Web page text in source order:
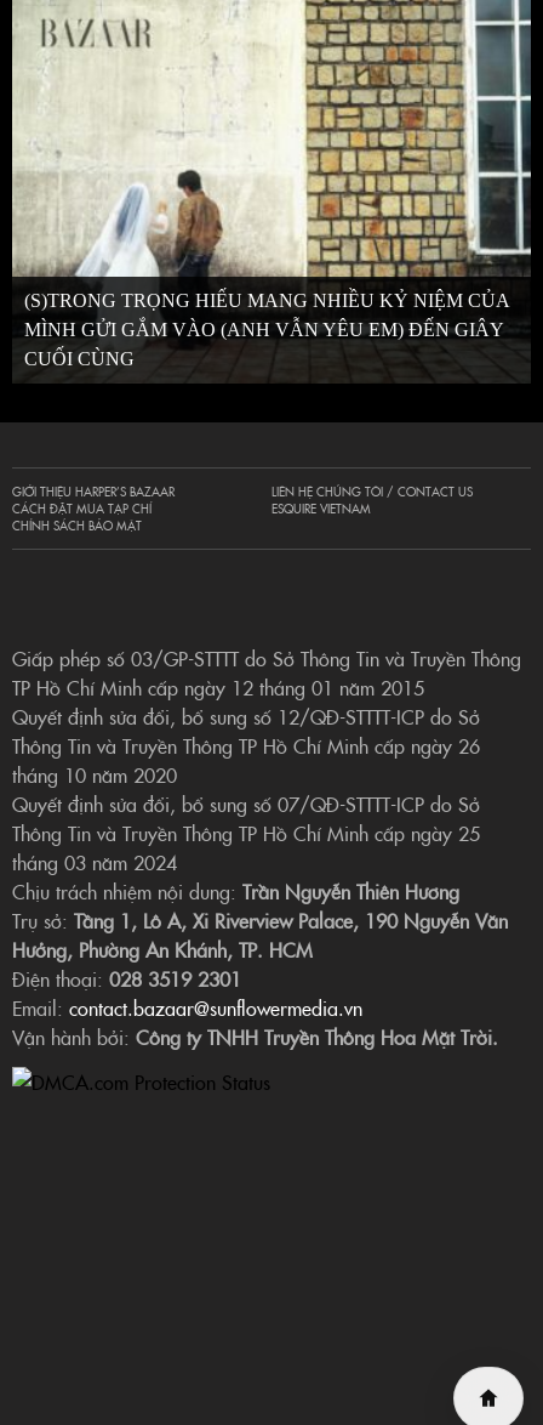
(S)TRONG TRỌNG HIẾU MANG NHIỀU KỶ NIỆM CỦA
MÌNH GỬI GẮM VÀO (ANH VẪN YÊU EM) ĐẾN GIÂY
CUỐI CÙNG
GIỚI THIỆU HARPER’S BAZAAR
CÁCH ĐẶT MUA TẠP CHÍ
CHÍNH SÁCH BẢO MẬT
LIÊN HỆ CHÚNG TÔI / CONTACT US
ESQUIRE VIETNAM
Giấp phép số 03/GP-STTTT do Sở Thông Tin và Truyền Thông
TP Hồ Chí Minh cấp ngày 12 tháng 01 năm 2015
Quyết định sửa đổi, bổ sung số 12/QĐ-STTTT-ICP do Sở
Thông Tin và Truyền Thông TP Hồ Chí Minh cấp ngày 26
tháng 10 năm 2020
Quyết định sửa đổi, bổ sung số 07/QĐ-STTTT-ICP do Sở
Thông Tin và Truyền Thông TP Hồ Chí Minh cấp ngày 25
tháng 03 năm 2024
Chịu trách nhiệm nội dung: Trần Nguyễn Thiên Hương
Trụ sở: Tầng 1, Lô A, Xi Riverview Palace, 190 Nguyễn Văn
Hưởng, Phường An Khánh, TP. HCM
Điện thoại: 028 3519 2301
Email: contact.bazaar@sunflowermedia.vn
Vận hành bởi: Công ty TNHH Truyền Thông Hoa Mặt Trời.